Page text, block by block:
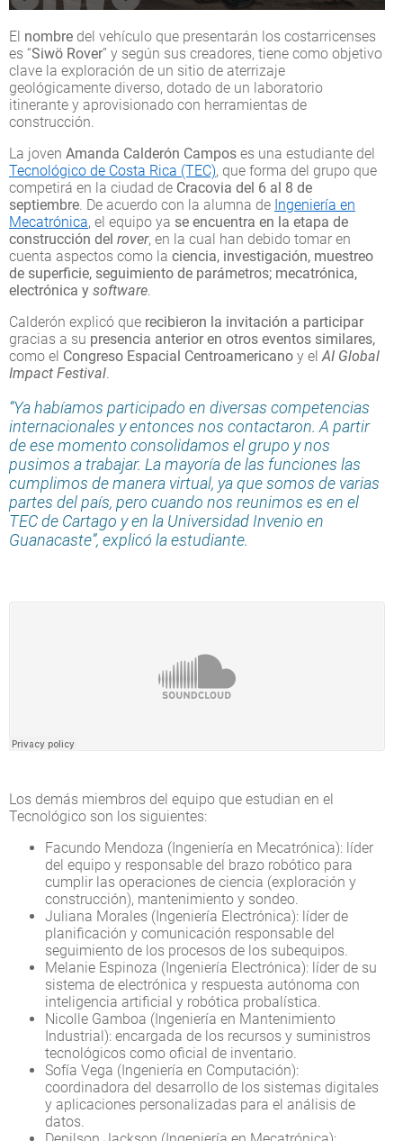
El nombre del vehículo que presentarán los costarricenses
es “Siwö Rover” y según sus creadores, tiene como objetivo
clave la exploración de un sitio de aterrizaje
geológicamente diverso, dotado de un laboratorio
itinerante y aprovisionado con herramientas de
construcción.
La joven Amanda Calderón Campos es una estudiante del
Tecnológico de Costa Rica (TEC), que forma del grupo que
competirá en la ciudad de Cracovia del 6 al 8 de
septiembre . De acuerdo con la alumna de Ingeniería en
Mecatrónica, el equipo ya se encuentra en la etapa de
construcción del rover, en la cual han debido tomar en
cuenta aspectos como la ciencia, investigación, muestreo
de superficie, seguimiento de parámetros; mecatrónica,
electrónica y software
Calderón explicó que recibieron la invitación a participar
gracias a su presencia anterior en otros eventos similares,
como el Congreso Espacial Centroamericano y el AI Global
Impact Festival
“Ya habíamos participado en diversas competencias
internacionales y entonces nos contactaron. A partir
de ese momento consolidamos el grupo y nos
pusimos a trabajar. La mayoría de las funciones las
cumplimos de manera virtual, ya que somos de varias
partes del país, pero cuando nos reunimos es en el
TEC de Cartago y en la Universidad Invenio en
Guanacaste”, explicó la estudiante.
Los demás miembros del equipo que estudian en el
Tecnológico son los siguientes:
Facundo Mendoza (Ingeniería en Mecatrónica): líder
del equipo y responsable del brazo robótico para
cumplir las operaciones de ciencia (exploración y
construcción), mantenimiento y sondeo.
Juliana Morales (Ingeniería Electrónica): líder de
planificación y comunicación responsable del
seguimiento de los procesos de los subequipos.
Melanie Espinoza (Ingeniería Electrónica): líder de su
sistema de electrónica y respuesta autónoma con
inteligencia artificial y robótica probalística.
Nicolle Gamboa (Ingeniería en Mantenimiento
Industrial): encargada de los recursos y suministros
tecnológicos como oficial de inventario.
Sofía Vega (Ingeniería en Computación):
coordinadora del desarrollo de los sistemas digitales
y aplicaciones personalizadas para el análisis de
datos.